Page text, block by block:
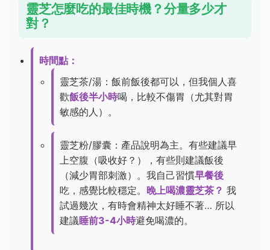
靈芝怎麼吃的最佳時機？分量多少才
對？
時間點：
靈芝茶/湯：飯前飯後都可以，但我個人喜
歡飯後半小時喝，比較不傷胃（尤其對胃
敏感的人）。
靈芝粉/膠囊：產品說明為主。有些建議早
上空腹（吸收好？），有些則建議飯後
（減少胃部刺激）。我自己習慣早餐後
吃，感覺比較穩定。 晚上喝濃靈芝茶？ 我
試過幾次，有時會精神太好睡不著… 所以
建議睡前3-4小時避免喝濃的。